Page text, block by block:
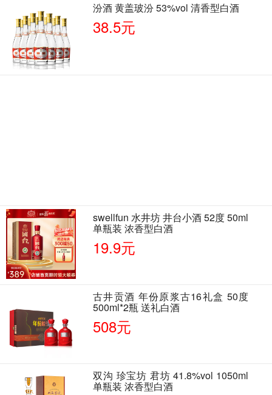
汾酒 黄盖玻汾 53%vol 清香型白酒
38.5元
swellfun 水井坊 井台小酒 52度 50ml
单瓶装 浓香型白酒
19.9元
古井贡酒 年份原浆古16礼盒 50度
500ml*2瓶 送礼白酒
508元
双沟 珍宝坊 君坊 41.8%vol 1050ml
单瓶装 浓香型白酒